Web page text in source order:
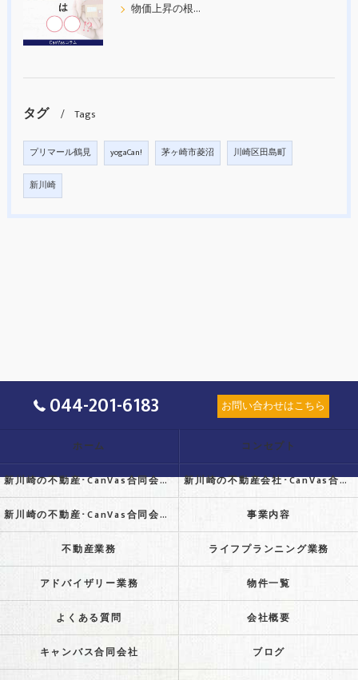
物価上昇の根拠について考えてみた
タグ Tags
プリマール鶴見 yogaCan! 茅ヶ崎市菱沼 川崎区田島町
新川崎
044-201-6183 お問い合わせはこちら
ホーム コンセプト
新川崎の不動産･CanVas合同会社の口コミ情報 新川崎の不動産会社･CanVas合同会社の評判
新川崎の不動産･CanVas合同会社のお客様の声 事業内容
不動産業務 ライフプランニング業務
アドバイザリー業務 物件一覧
よくある質問 会社概要
キャンバス合同会社 ブログ